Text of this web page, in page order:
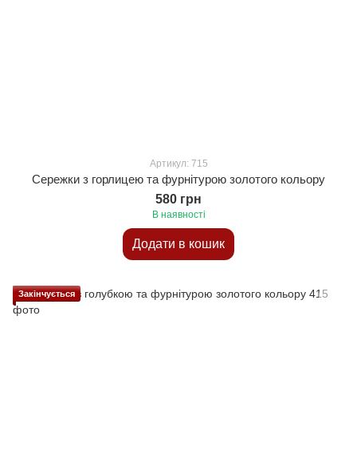
Артикул: 715
Сережки з горлицею та фурнітурою золотого кольору
580 грн
В наявності
Додати в кошик
Закінчується